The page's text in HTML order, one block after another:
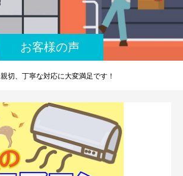
お客様の声
親切、丁寧な対応に大変満足です！